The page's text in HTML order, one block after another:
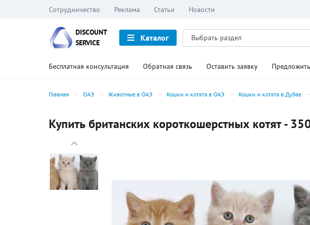
Сотрудничество Реклама Статьи Новости
DISCOUNT
SERVICE
Каталог
Бесплатная консультация Обратная связь Оставить заявку
Главная ОАЭ Животные в ОАЭ Кошки и котята в ОАЭ Кошки и котята в Дубае
Купить британских короткошерстных котят -